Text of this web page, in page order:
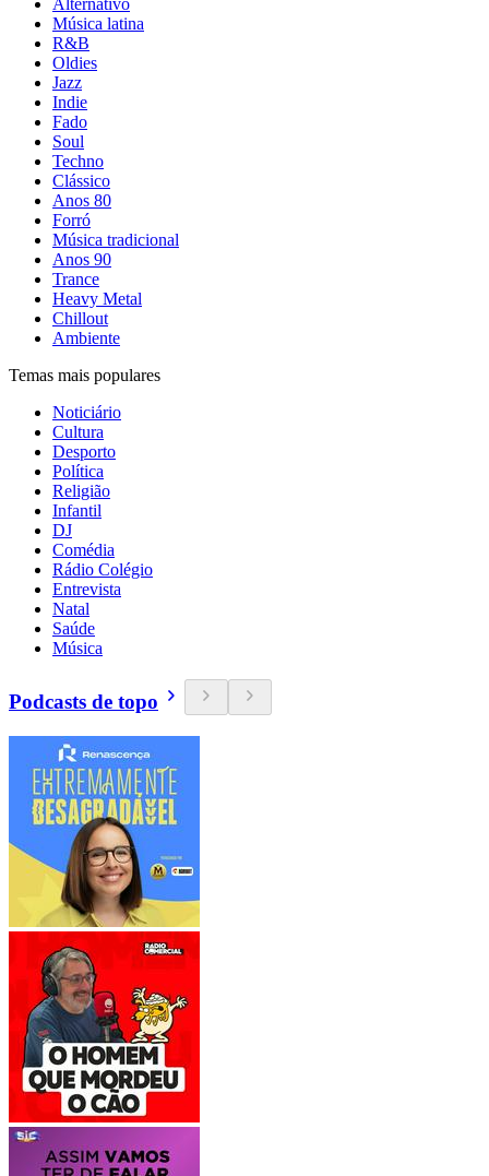
Alternativo
Música latina
R&B
Oldies
Jazz
Indie
Fado
Soul
Techno
Clássico
Anos 80
Forró
Música tradicional
Anos 90
Trance
Heavy Metal
Chillout
Ambiente
Temas mais populares
Noticiário
Cultura
Desporto
Política
Religião
Infantil
DJ
Comédia
Rádio Colégio
Entrevista
Natal
Saúde
Música
Podcasts de topo